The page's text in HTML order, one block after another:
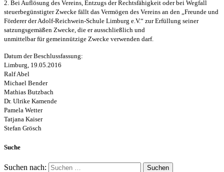
2. Bei Auflösung des Vereins, Entzugs der Rechtsfähigkeit oder bei Wegfall
steuerbegünstigter Zwecke fällt das Vermögen des Vereins an den
„Freunde und
Förderer der Adolf-Reichwein-Schule Limburg e.V.“ zurErfüllung seiner
satzungsgemäßen Zwecke, die er ausschließlich und
unmittelbar für gemeinnützige Zwecke verwenden darf.
Datum der Beschlussfassung:
Limburg, 19.05.2016
Ralf Abel
Michael Bender
Mathias Butzbach
Dr. Ulrike Kamende
Pamela Wetter
Tatjana Kaiser
Stefan Grösch
Suche
Suchen nach: